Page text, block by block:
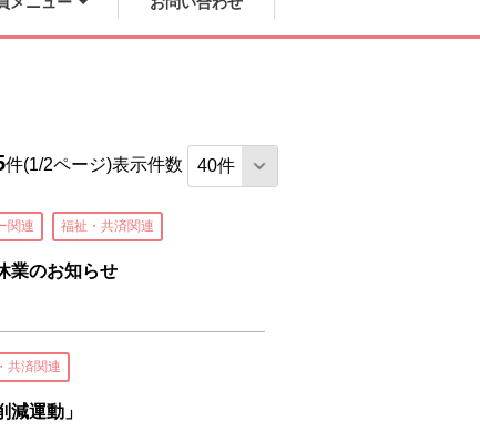
件(1/2ページ)表示件数
関連 福祉・共済関連
業のお知らせ
共済関連
減運動」